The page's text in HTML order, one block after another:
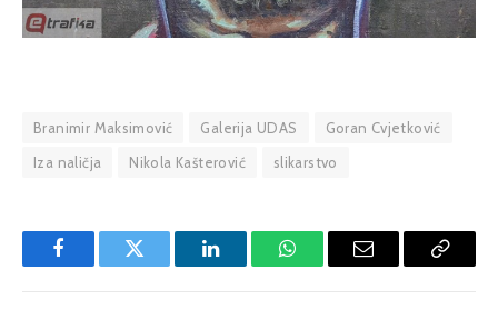
Branimir Maksimović Galerija UDAS
Goran Cvjetković
Iza naličja
Nikola Kašterović slikarstvo
FacebookTwitter LinkedInWhatsAppEmail
Copy